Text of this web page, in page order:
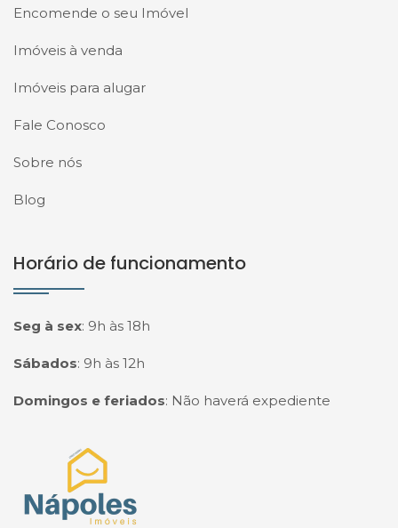
Encomende o seu Imóvel
Imóveis à venda
Imóveis para alugar
Fale Conosco
Sobre nós
Blog
Horário de funcionamento
Seg à sex: 9h às 18h
Sábados: 9h às 12h
Domingos e feriados: Não haverá expediente
Página inicial